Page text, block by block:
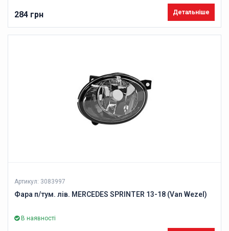
284 грн Детальніше
Артикул: 3083997
Фара п/тум. лів. MERCEDES SPRINTER 13-18 (Van Wezel)
В наявності